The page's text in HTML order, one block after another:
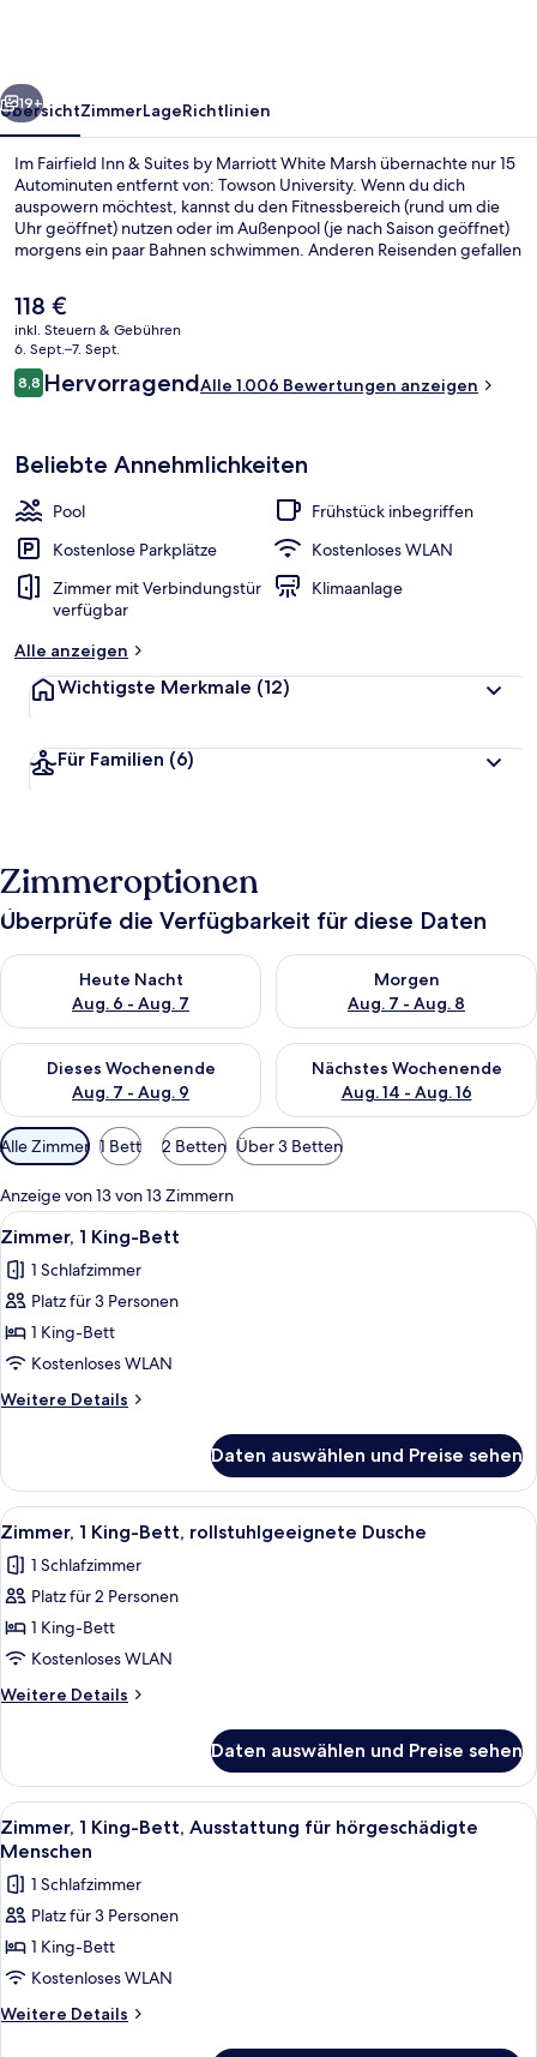
White
Marsh
Weiter
19+
ÜbersichtZimmerLageRichtlinien
Im Fairfield Inn & Suites by Marriott White Marsh übernachte nur 15
Autominuten entfernt von: Towson University. Wenn du dich
auspowern möchtest, kannst du den Fitnessbereich (rund um die
Uhr geöffnet) nutzen oder im Außenpool (je nach Saison geöffnet)
morgens ein paar Bahnen schwimmen. Anderen Reisenden gefallen
Der
aktuelle
Preis
beträgt
118 €.
118 €
inkl. Steuern & Gebühren
6. Sept.–7. Sept.
Bewertungen
8,88,8 von 10.
HervorragendAlle 1.006 Bewertungen anzeigen
Beliebte Annehmlichkeiten
Pool
Frühstück inbegriffen
Kostenlose Parkplätze
Kostenloses WLAN
Zimmer mit Verbindungstür
verfügbar
Klimaanlage
Alle anzeigen
Wichtigste Merkmale (12)
Für Familien (6)
Zimmeroptionen
Überprüfe die Verfügbarkeit für diese Daten
Heute Nacht
Aug. 6 - Aug. 7
Überprüfe die Verfügbarkeit für heute Nacht, Aug. 6 - Aug. 7.
Morgen
Aug. 7 - Aug. 8
Überprüfe die Verfügbarkeit
Dieses Wochenende
Aug. 7 - Aug. 9
Überprüfe die Verfügbarkeit für dieses Wochenende, Aug. 7
Nächstes Wochenende
Aug. 14 - Aug. 16
Überprüfe die Verfügbarkeit
Verfügbare
Filter
für
Zimmer
Alle Zimmer 1 Bett 2 Betten Über 3 Betten
Anzeige von 13 von 13 Zimmern
Alle
Fotos
für
Zimmer,
1 King-
Bett
anzeigen
Ein Hotelzimmer mit einem großen
3
Zimmer, 1 King-Bett
1 Schlafzimmer
Platz für 3 Personen
1 King-Bett
Kostenloses WLAN
Weitere Details
Weitere
1 King-
Bett
Daten auswählen und Preise sehen
Alle
Fotos
für
Zimmer,
1 King-
Bett,
rollstuhlgeeignete
Dusche
Ein Hotelzimmer mit einem großen
3
Zimmer, 1 King-Bett, rollstuhlgeeignete Dusche
1 Schlafzimmer
Platz für 2 Personen
1 King-Bett
Kostenloses WLAN
Weitere Details
Weitere
1 King-
Bett,
rollstuhlgeeignete
Dusche
Daten auswählen und Preise sehen
Alle
Fotos
für
Zimmer,
1 King-
Bett,
Ausstattung
für
Ein Hotelzimmer mit einem großen
3
Zimmer, 1 King-Bett, Ausstattung für hörgeschädigte
Menschen
1 Schlafzimmer
Platz für 3 Personen
1 King-Bett
Kostenloses WLAN
Weitere Details
Weitere